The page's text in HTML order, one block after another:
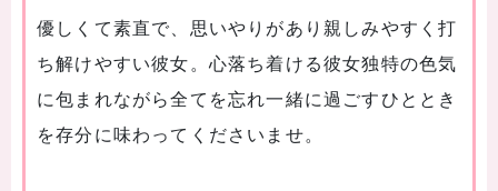
優しくて素直で、思いやりがあり親しみやすく打
ち解けやすい彼女。心落ち着ける彼女独特の色気
に包まれながら全てを忘れ一緒に過ごすひととき
を存分に味わってくださいませ。